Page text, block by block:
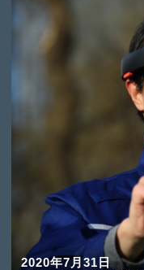
2020年7月31日